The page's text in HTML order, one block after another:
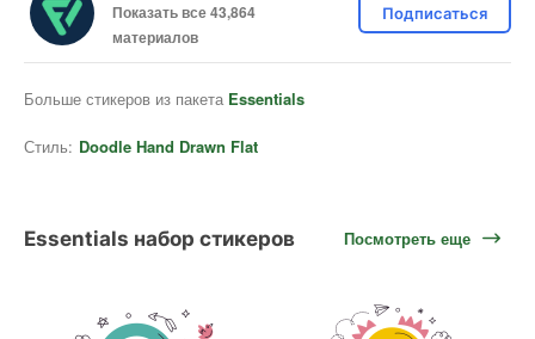
Показать все 43,864
материалов
Подписаться
Больше стикеров из пакета Essentials
Стиль: Doodle Hand Drawn Flat
Essentials набор стикеров Посмотреть еще